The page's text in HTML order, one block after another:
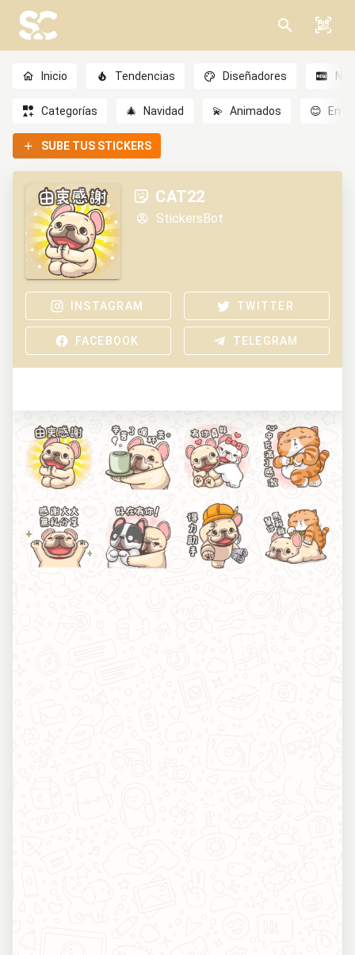
Inicio Tendencias Diseñadores
Categorías 🎄 Navidad 💫 Animados 😊
SUBE TUS STICKERS
CAT22
StickersBot
INSTAGRAM TWITTER
FACEBOOK TELEGRAM